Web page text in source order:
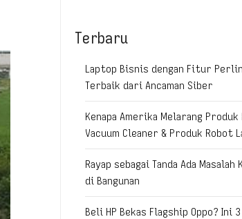
Terbaru
Laptop Bisnis dengan Fitur
Terbaik dari Ancaman Siber
Kenapa Amerika Melarang
Vacuum Cleaner & Produk Robot
Rayap sebagai Tanda Ada Masalah
di Bangunan
Beli HP Bekas Flagship Oppo? Ini 3